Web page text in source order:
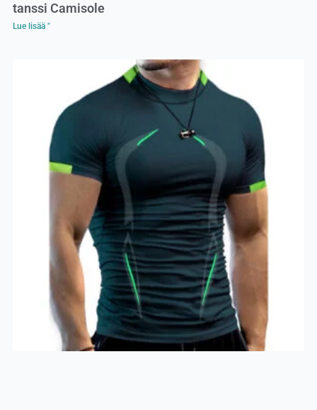
tanssi Camisole
Lue lisää "